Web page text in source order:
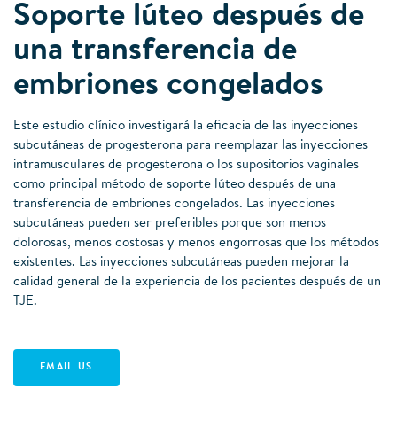
Soporte lúteo después de
una transferencia de
embriones congelados
Este estudio clínico investigará la eficacia de las inyecciones
subcutáneas de progesterona para reemplazar las inyecciones
intramusculares de progesterona o los supositorios vaginales
como principal método de soporte lúteo después de una
transferencia de embriones congelados. Las inyecciones
subcutáneas pueden ser preferibles porque son menos
dolorosas, menos costosas y menos engorrosas que los métodos
existentes. Las inyecciones subcutáneas pueden mejorar la
calidad general de la experiencia de los pacientes después de un
TJE.
EMAIL US